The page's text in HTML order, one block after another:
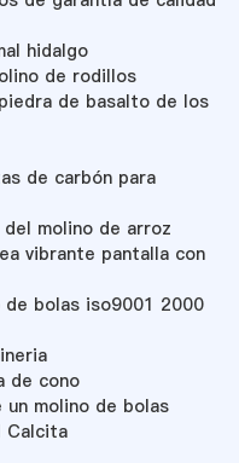
hidalgo
de rodillos
de basalto de los
de carbón para
molino de arroz
vibrante pantalla con
bolas iso9001 2000
de cono
un molino de bolas
Calcita